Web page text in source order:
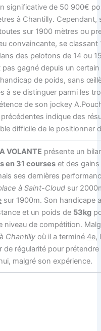
significative de 50 900€
à Chantilly. Cependant,
sur 1900 mètres ou
convaincante, se classant
des pelotons de 14 ou
pas gagné depuis un
de poids, sans
à se distinguer parmi les
de son jockey
indique des
difficile de le positionner
VOLANTE présente un
en 31 courses et des
ses dernières
à Saint-Cloud sur
sur 1900m. Son handicape
et un poids de 53kg
niveau de compétition.
Chantilly où il a terminé 4e,
de régularité pour
malgré son expérience.